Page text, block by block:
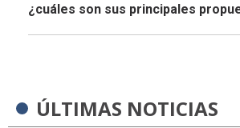
¿cuáles son sus principales
ÚLTIMAS NOTICIAS